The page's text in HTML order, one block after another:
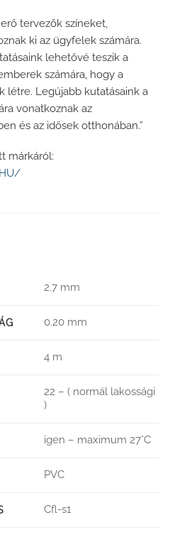
tervezők színeket,
ki az ügyfelek számára.
lehetővé teszik a
számára, hogy a
létre. Legújabb kutatásaink a
vonatkoznak az
és az idősek otthonában.”
márkáról:
2.7 mm
0.20 mm
4 m
22 – ( normál lakossági
)
igen – maximum 27°C
PVC
Cfl-s1